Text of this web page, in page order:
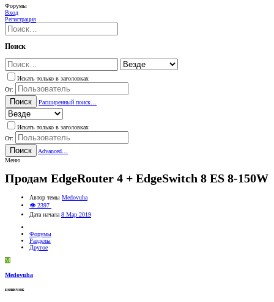
Форумы
Вход
Регистрация
Поиск
Искать только в заголовках
От:
Поиск Расширенный поиск…
Искать только в заголовках
От:
Поиск
Advanced…
Меню
Продам EdgeRouter 4 + EdgeSwitch 8 ES 8-150W
Автор темы Medovuha
👁 2397
Дата начала 8 Мар 2019
Форумы
Разделы
Другое
M
Medovuha
новичок